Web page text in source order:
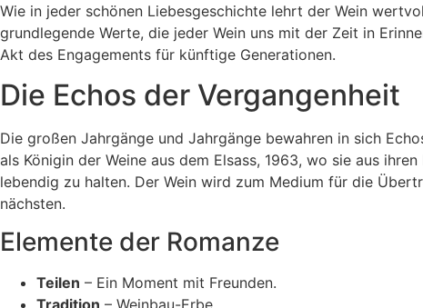
Wie in jeder schönen Liebesgeschichte lehrt der Wein
grundlegende Werte, die jeder Wein uns mit der Zeit in
Akt des Engagements für künftige Generationen.
Die Echos der Vergangenheit
Die großen Jahrgänge und Jahrgänge bewahren in sich
als Königin der Weine aus dem Elsass, 1963, wo sie aus
lebendig zu halten. Der Wein wird zum Medium für die
nächsten.
Elemente der Romanze
Teilen – Ein Moment mit Freunden.